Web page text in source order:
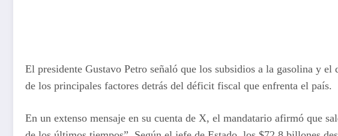
El presidente Gustavo Petro señaló que los subsidios a la gasolina y
de los principales factores detrás del déficit fiscal que enfrenta el país.
En un extenso mensaje en su cuenta de X, el mandatario afirmó que